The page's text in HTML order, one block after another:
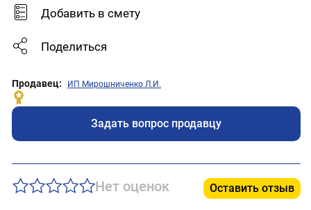
Добавить в смету
Поделиться
Продавец: ИП Мирошниченко Л.И.
Задать вопрос продавцу
Нет оценок Оставить отзыв